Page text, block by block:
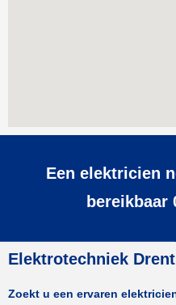
Een elektricien
bereikbaar
Elektrotechniek
Zoekt u een ervaren